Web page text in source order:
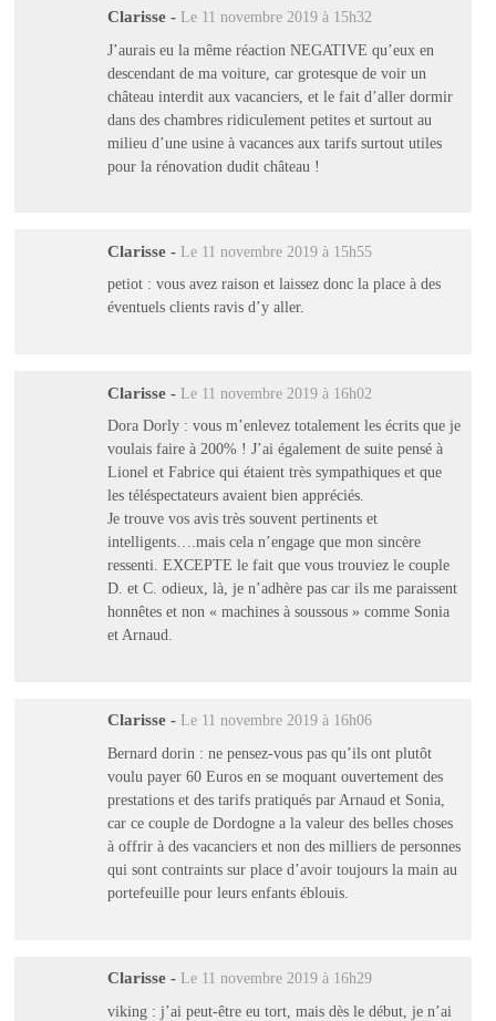
Clarisse - Le 11 novembre 2019 à 15h32
J’aurais eu la même réaction NEGATIVE qu’eux en
descendant de ma voiture, car grotesque de voir un
château interdit aux vacanciers, et le fait d’aller dormir
dans des chambres ridiculement petites et surtout au
milieu d’une usine à vacances aux tarifs surtout utiles
pour la rénovation dudit château !
Clarisse - Le 11 novembre 2019 à 15h55
petiot : vous avez raison et laissez donc la place à des
éventuels clients ravis d’y aller.
Clarisse - Le 11 novembre 2019 à 16h02
Dora Dorly : vous m’enlevez totalement les écrits que je
voulais faire à 200% ! J’ai également de suite pensé à
Lionel et Fabrice qui étaient très sympathiques et que
les téléspectateurs avaient bien appréciés.
Je trouve vos avis très souvent pertinents et
intelligents….mais cela n’engage que mon sincère
ressenti. EXCEPTE le fait que vous trouviez le couple
D. et C. odieux, là, je n’adhère pas car ils me paraissent
honnêtes et non « machines à soussous » comme Sonia
et Arnaud.
Clarisse - Le 11 novembre 2019 à 16h06
Bernard dorin : ne pensez-vous pas qu’ils ont plutôt
voulu payer 60 Euros en se moquant ouvertement des
prestations et des tarifs pratiqués par Arnaud et Sonia,
car ce couple de Dordogne a la valeur des belles choses
à offrir à des vacanciers et non des milliers de personnes
qui sont contraints sur place d’avoir toujours la main au
portefeuille pour leurs enfants éblouis.
Clarisse - Le 11 novembre 2019 à 16h29
viking : j’ai peut-être eu tort, mais dès le début, je n’ai